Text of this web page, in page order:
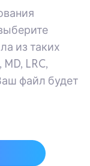
из таких
LRC,
файл будет